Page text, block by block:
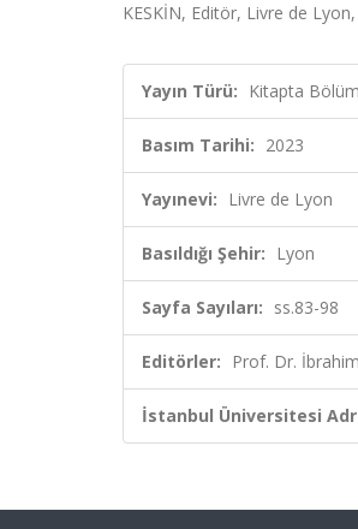
KESKİN, Editör, Livre de
Yayın Türü: Kitapta
Basım Tarihi: 2023
Yayınevi: Livre de Lyon
Basıldığı Şehir: Lyon
Sayfa Sayıları: ss.83-98
Editörler: Prof. Dr.
İstanbul Üniversitesi